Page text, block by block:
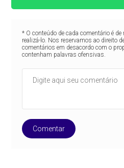
* O conteúdo de cada comentário é
realizá-lo. Nos reservamos ao direito
comentários em desacordo com o
contenham palavras ofensivas.
Comentar